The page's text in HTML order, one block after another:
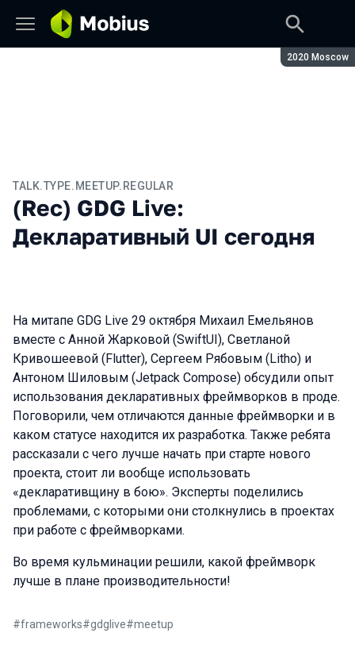
Сезон:
2020 Moscow
TALK.TYPE.MEETUP.REGULAR
(Rec) GDG Live:
Декларативный UI сегодня
На митапе GDG Live 29 октября Михаил Емельянов
вместе с Анной Жарковой (SwiftUI), Светланой
Кривошеевой (Flutter), Сергеем Рябовым (Litho) и
Антоном Шиловым (Jetpack Compose) обсудили опыт
использования декларативных фреймворков в проде.
Поговорили, чем отличаются данные фреймворки и в
каком статусе находится их разработка. Также ребята
рассказали с чего лучше начать при старте нового
проекта, стоит ли вообще использовать
«декларативщину в бою». Эксперты поделились
проблемами, с которыми они столкнулись в проектах
при работе с фреймворками.
Во время кульминации решили, какой фреймворк
лучше в плане производительности!
#frameworks#gdglive#meetup